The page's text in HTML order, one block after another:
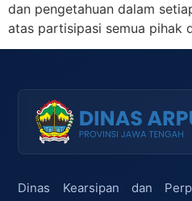
dan pengetahuan dalam
atas partisipasi semua pihak
Dinas Kearsipan dan